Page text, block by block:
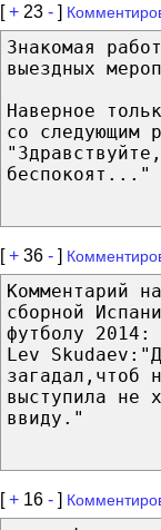
[+ 23 - ]
Знакомая
выездных
Наверное
со следующим
беспокоят..."
[+ 36 - ]
Комментарий
сборной
футболу 2014:
Lev
загадал,чтоб
выступила не
ввиду."
[+ 16 - ]